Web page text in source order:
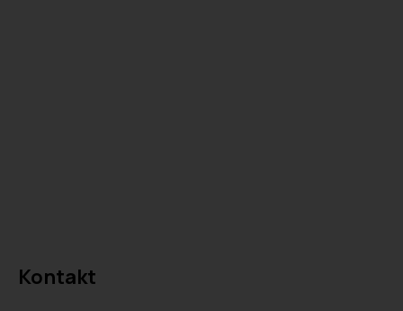
Kontakt